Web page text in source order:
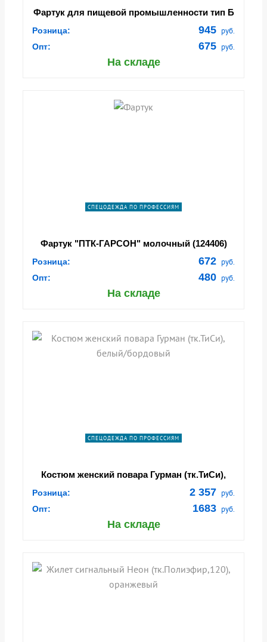
Фартук для пищевой промышленности тип Б
Розница: 945 руб.
Опт: 675 руб.
На складе
СПЕЦОДЕЖДА ПО ПРОФЕССИЯМ
Фартук "ПТК-ГАРСОН" молочный (124406)
Розница: 672 руб.
Опт: 480 руб.
На складе
СПЕЦОДЕЖДА ПО ПРОФЕССИЯМ
Костюм женский повара Гурман (тк.ТиСи),
Розница: 2 357 руб.
Опт: 1683 руб.
На складе